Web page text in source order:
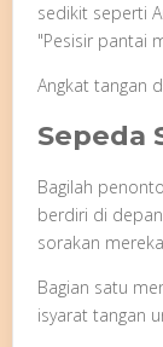
sedikit seperti
"Pesisir pantai
Angkat tangan
Sepeda
Bagilah
berdiri di
sorakan
Bagian satu
isyarat tangan